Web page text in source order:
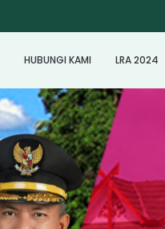
HUBUNGI KAMI LRA 2024